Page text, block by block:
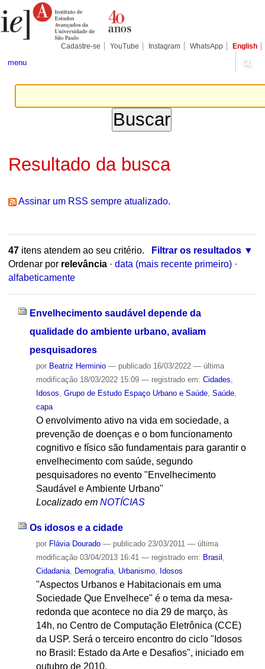
para
conteúdo.
Pessoais
Cadastre-se YouTube Instagram WhatsApp English
menu
Resultado da busca
Assinar um RSS sempre atualizado.
47itens atendem ao seu critério.
Filtrar os resultados
Ordenar por relevância · data (mais recente primeiro) ·
alfabeticamente
Envelhecimento saudável depende da
qualidade do ambiente urbano, avaliam
pesquisadores
por Beatriz Herminio — publicado16/03/2022 — última
modificação18/03/2022 15:09 — registrado em: Cidades
Idosos Grupo de Estudo Espaço Urbano e Saúde, Saúde,
capa
O envolvimento ativo na vida em sociedade, a
prevenção de doenças e o bom funcionamento
cognitivo e físico são fundamentais para garantir o
envelhecimento com saúde, segundo
pesquisadores no evento "Envelhecimento
Saudável e Ambiente Urbano"
Localizado em NOTÍCIAS
Os idosos e a cidade
por Flávia Dourado — publicado23/03/2011 — última
modificação03/04/2013 16:41 — registrado em: Brasil
Cidadania, Demografia, Urbanismo, Idosos
"Aspectos Urbanos e Habitacionais em uma
Sociedade Que Envelhece" é o tema da mesa-
redonda que acontece no dia 29 de março, às
14h, no Centro de Computação Eletrônica (CCE)
da USP. Será o terceiro encontro do ciclo "Idosos
no Brasil: Estado da Arte e Desafios", iniciado em
outubro de 2010.